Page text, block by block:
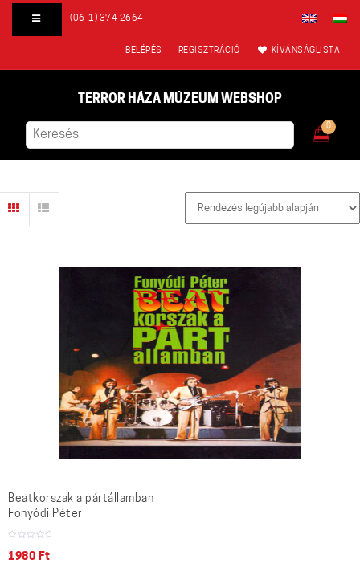
(06-1) 374 2664
BELÉPÉS REGISZTRÁCIÓ KÍVÁNSÁGLISTA
TERROR HÁZA MÚZEUM WEBSHOP
0
Beatkorszak a pártállamban
Fonyódi Péter
1980 Ft